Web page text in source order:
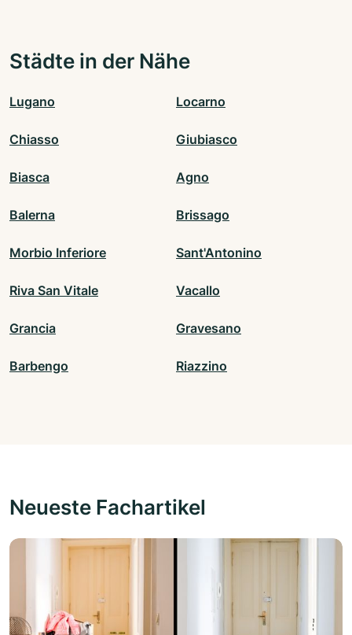
Städte in der Nähe
Lugano Locarno
Chiasso Giubiasco
Biasca Agno
Balerna Brissago
Morbio Inferiore Sant'Antonino
Riva San Vitale Vacallo
Grancia Gravesano
Barbengo Riazzino
Neueste Fachartikel